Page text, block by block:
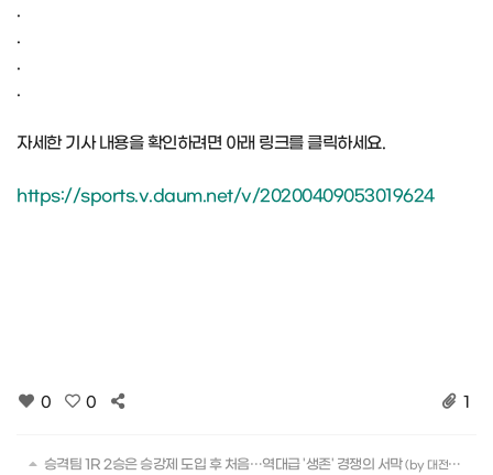
.
.
.
.
자세한 기사 내용을 확인하려면 아래 링크를 클릭하세요.
https://sports.v.daum.net/v/20200409053019624
0 0 1
승격팀 1R 2승은 승강제 도입 후 처음…역대급 '생존' 경쟁의 서막(by 대전러버스)